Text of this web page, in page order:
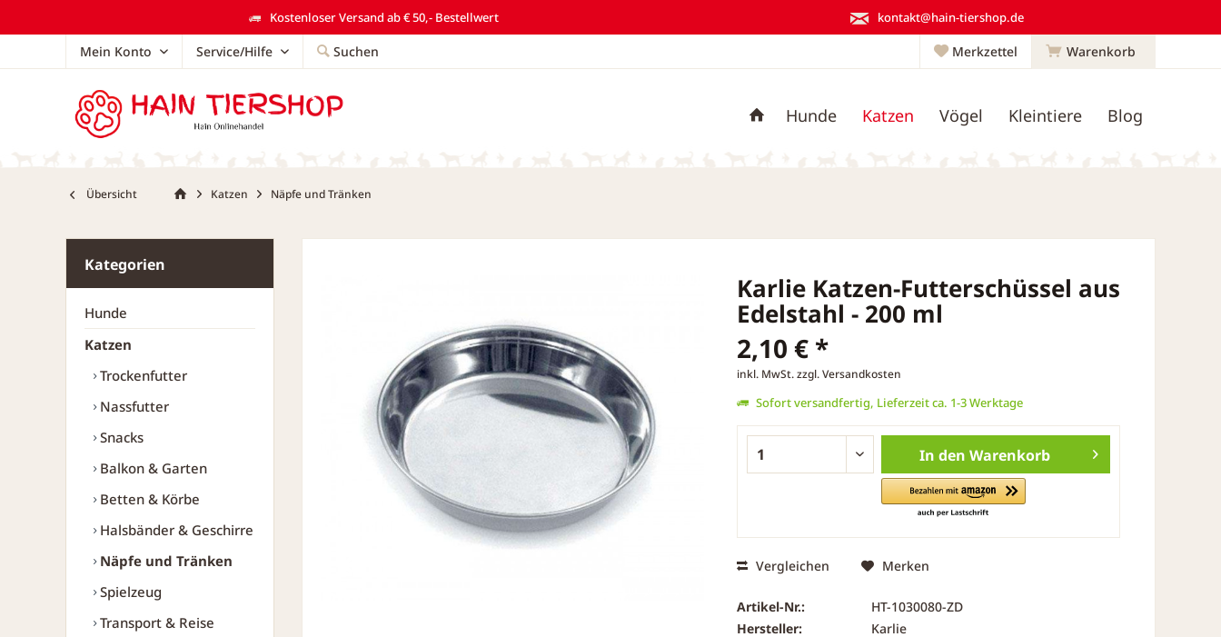
Kostenloser Versand ab € 50,- Bestellwert kontakt@hain-tiershop.de
Warenkorb
Merkzettel
Mein Konto Service/Hilfe Suchen
Hunde Katzen Vögel Kleintiere Blog
Übersicht Katzen Näpfe und Tränken
Kategorien
Hunde
Katzen
Trockenfutter
Nassfutter
Snacks
Balkon & Garten
Betten & Körbe
Halsbänder & Geschirre
Näpfe und Tränken
Spielzeug
Transport & Reise
Karlie Katzen-Futterschüssel aus
Edelstahl - 200 ml
2,10 € *
inkl. MwSt.zzgl. Versandkosten
Sofort versandfertig, Lieferzeit ca. 1-3 Werktage
In den Warenkorb
Vergleichen Merken
Artikel-Nr.:
HT-1030080-ZD
Hersteller:
Karlie